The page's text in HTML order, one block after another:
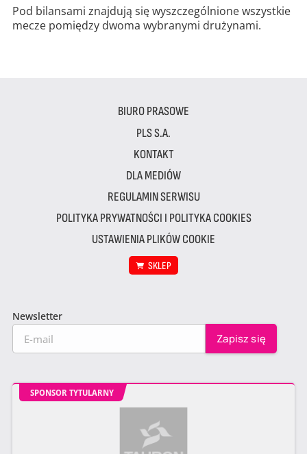
Pod bilansami znajdują się wyszczególnione wszystkie
mecze pomiędzy dwoma wybranymi drużynami.
BIURO PRASOWE
PLS S.A.
KONTAKT
DLA MEDIÓW
REGULAMIN SERWISU
POLITYKA PRYWATNOŚCI I POLITYKA COOKIES
USTAWIENIA PLIKÓW COOKIE
SKLEP
Newsletter
SPONSOR TYTULARNY